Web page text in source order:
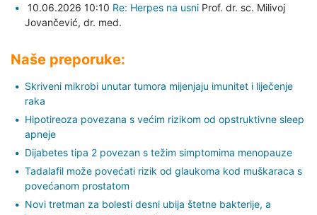
10.06.2026 10:10 Re: Herpes na usni Prof. dr. sc. Milivoj
Jovančević, dr. med.
Naše preporuke:
Skriveni mikrobi unutar tumora mijenjaju imunitet i liječenje
raka
Hipotireoza povezana s većim rizikom od opstruktivne sleep
apneje
Dijabetes tipa 2 povezan s težim simptomima menopauze
Tadalafil može povećati rizik od glaukoma kod muškaraca s
povećanom prostatom
Novi tretman za bolesti desni ubija štetne bakterije, a